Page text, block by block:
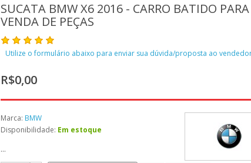
SUCATA BMW X6 2016 - CARRO BATIDO PARA
VENDA DE PEÇAS
Utilize o formulário abaixo para enviar sua dúvida/proposta ao
R$0,00
Marca: BMW
Disponibilidade: Em estoque
...